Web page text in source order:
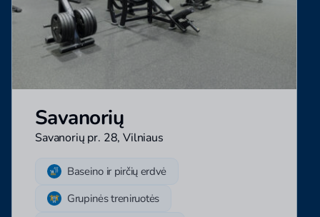
Savanorių
Savanorių pr. 28, Vilniaus
Baseino ir pirčių erdvė
Grupinės treniruotės